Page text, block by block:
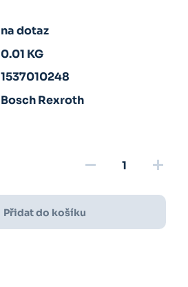
na dotaz
0.01 KG
1537010248
Bosch Rexroth
remove add
Přidat do košíku